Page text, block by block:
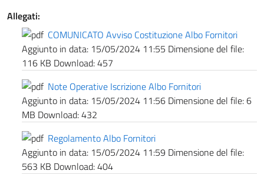
Allegati:
COMUNICATO Avviso Costituzione Albo Fornitori
Aggiunto in data: 15/05/2024 11:55 Dimensione del file:
116 KB Download:457
Note Operative Iscrizione Albo Fornitori
Aggiunto in data: 15/05/2024 11:56 Dimensione del file:6
MB Download:432
Regolamento Albo Fornitori
Aggiunto in data: 15/05/2024 11:59 Dimensione del file:
563 KB Download:404